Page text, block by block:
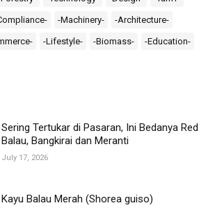
-Machinery- -Architecture-
-Lifestyle- -Biomass- -Education-
Sering Tertukar di Pasaran, Ini Bedanya Red
Balau, Bangkirai dan Meranti
July 17, 2026
Kayu Balau Merah (Shorea guiso)